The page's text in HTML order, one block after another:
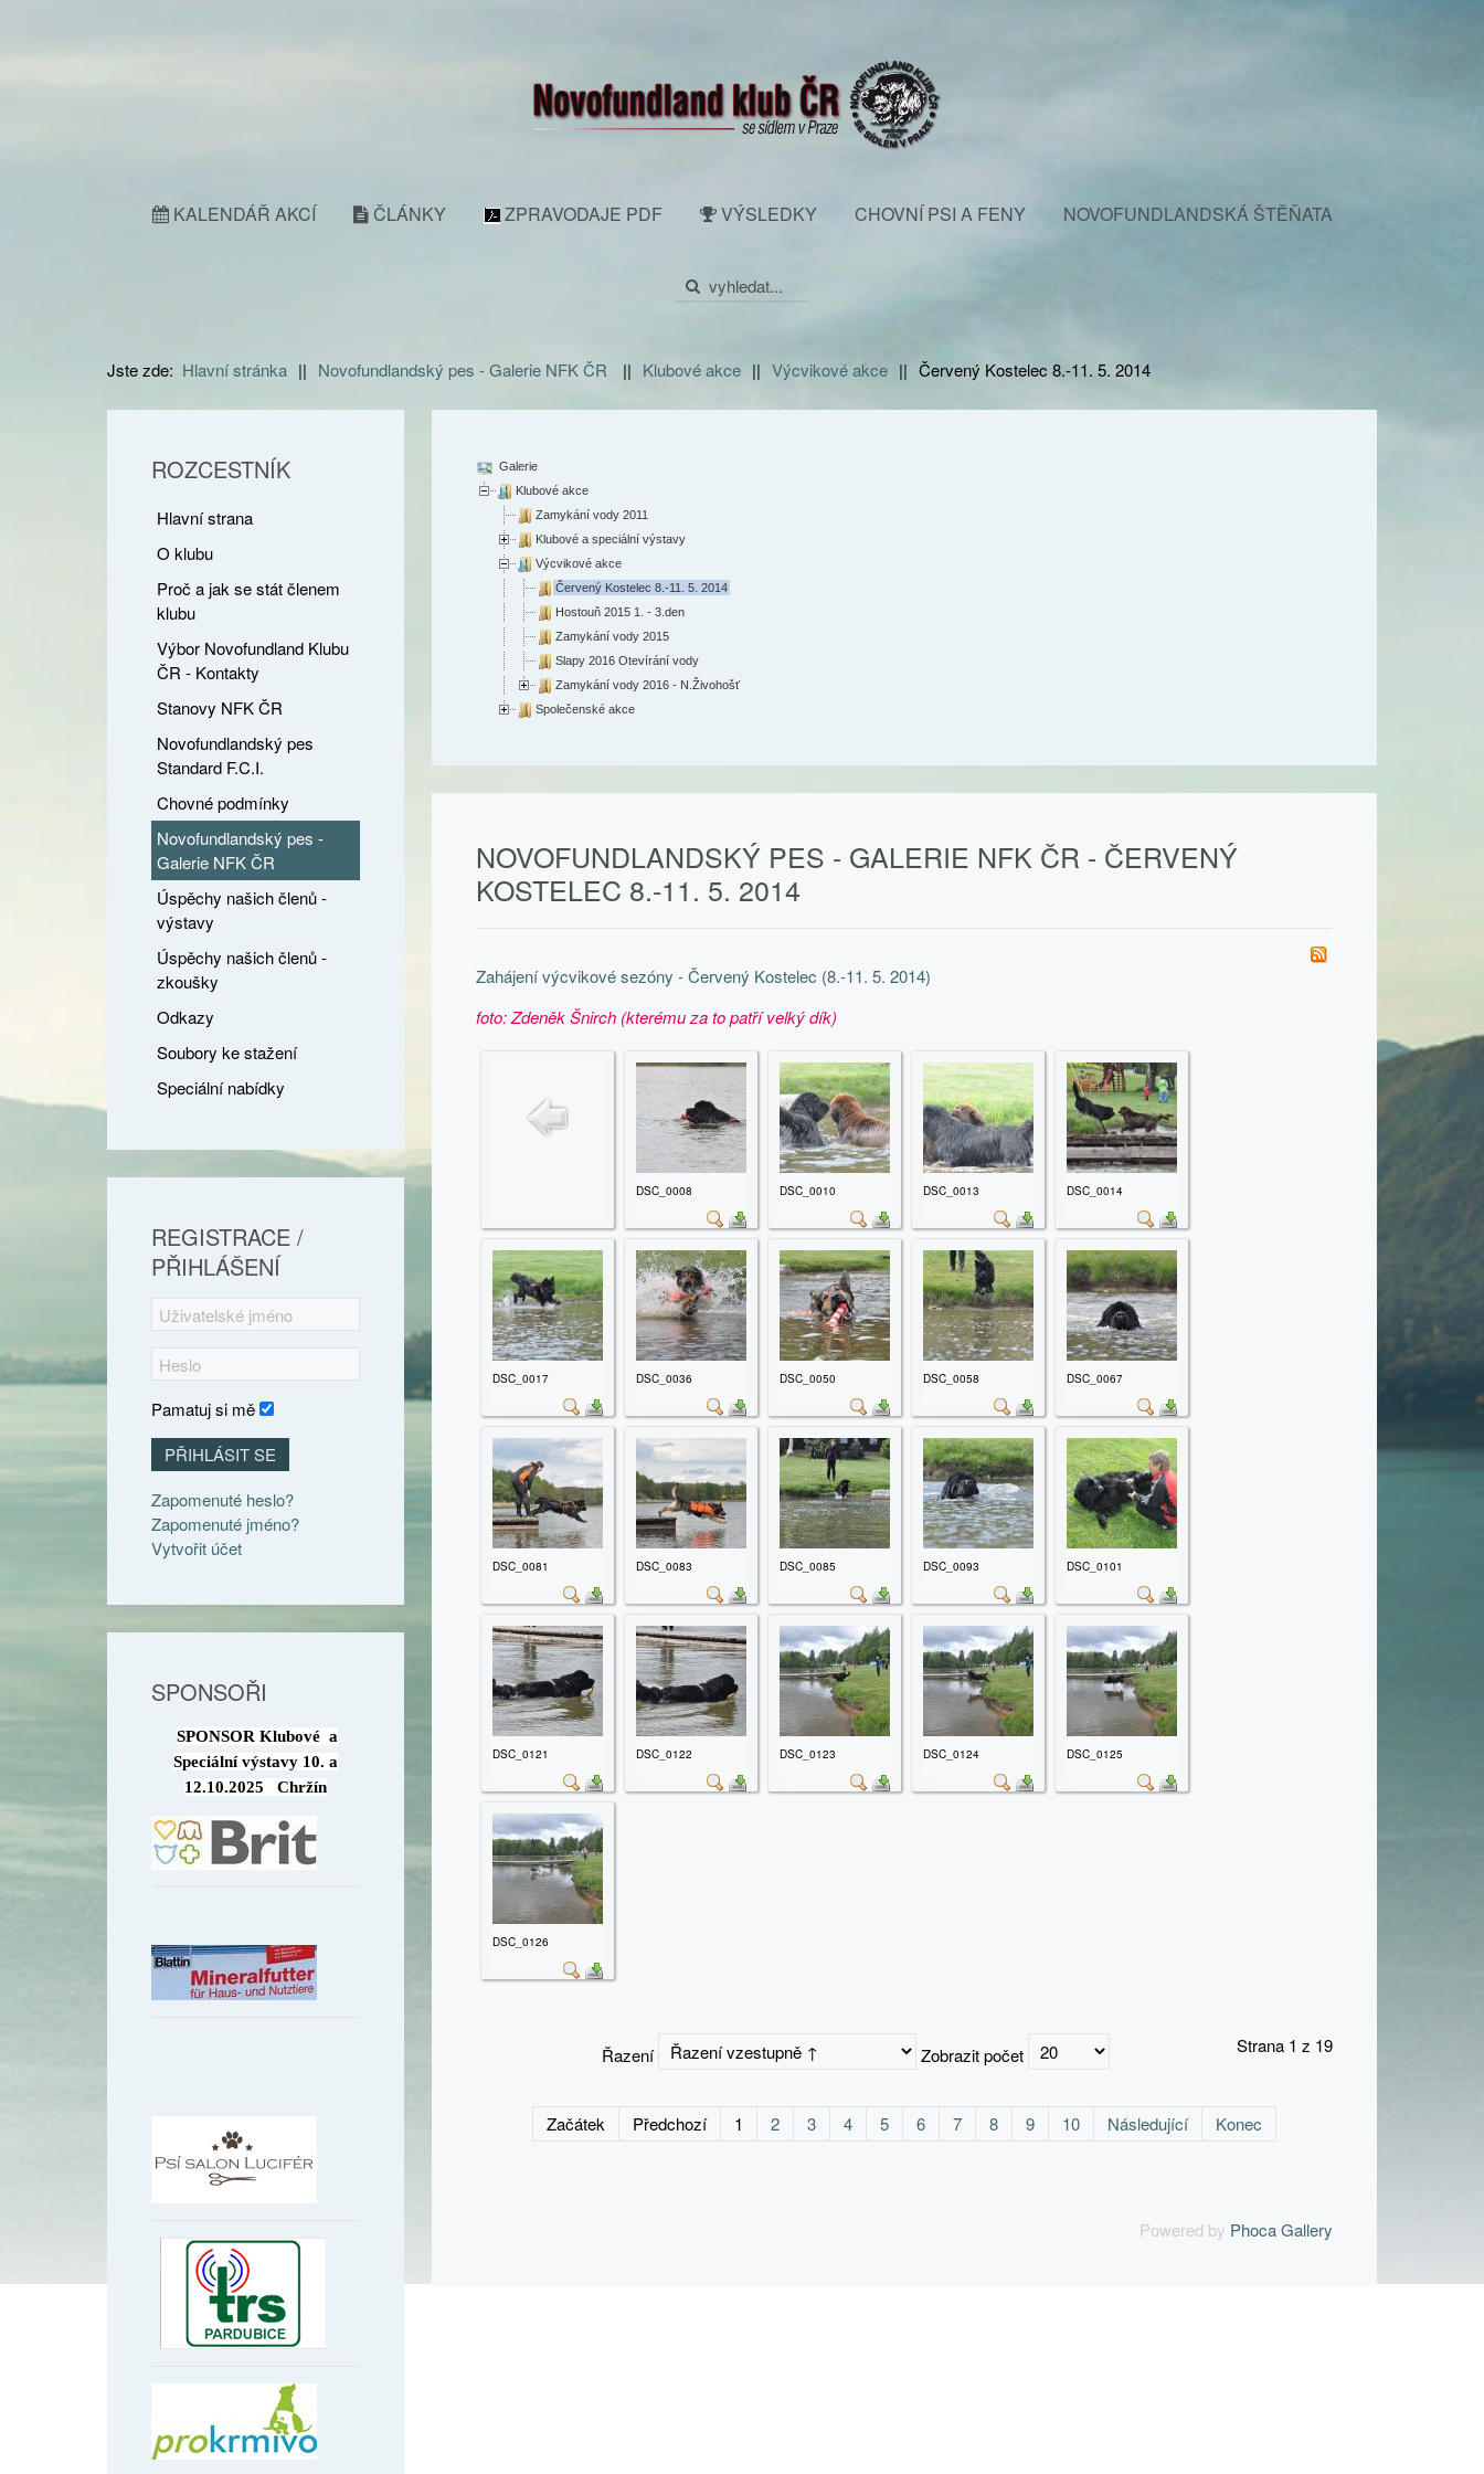
KALENDÁŘ AKCÍ ČLÁNKY ZPRAVODAJE PDF VÝSLEDKY CHOVNÍ PSI A FENY NOVOFUNDLANDSKÁ ŠTĚŇATA
Jste zde: Hlavní stránka || Novofundlandský pes - Galerie NFK ČR || Klubové akce || Výcvikové akce || Červený Kostelec 8.-11. 5. 2014
Galerie
Klubové akce
Zamykání vody 2011
Klubové a speciální výstavy
Výcvikové akce
Červený Kostelec 8.-11. 5. 2014
Hostouň 2015 1. - 3.den
Zamykání vody 2015
Slapy 2016 Otevírání vody
Zamykání vody 2016 - N.Živohošť
Společenské akce
NOVOFUNDLANDSKÝ PES - GALERIE NFK ČR - ČERVENÝ
KOSTELEC 8.-11. 5. 2014
Zahájení výcvikové sezóny - Červený Kostelec (8.-11. 5. 2014)
foto: Zdeněk Šnirch (kterému za to patří velký dík)
DSC_0008 DSC_0010 DSC_0013 DSC_0014
DSC_0017 DSC_0036 DSC_0050 DSC_0058 DSC_0067
DSC_0081 DSC_0083 DSC_0085 DSC_0093 DSC_0101
DSC_0121 DSC_0122 DSC_0123 DSC_0124 DSC_0125
DSC_0126
Řazení Zobrazit počet Strana 1 z 19
Začátek Předchozí 1 2 3 4 5 6 7 8 9 10 Následující Konec
Powered by Phoca Gallery
ROZCESTNÍK
Hlavní strana
O klubu
Proč a jak se stát členem
klubu
Výbor Novofundland Klubu
ČR - Kontakty
Stanovy NFK ČR
Novofundlandský pes
Standard F.C.I.
Chovné podmínky
Novofundlandský pes -
Galerie NFK ČR
Úspěchy našich členů -
výstavy
Úspěchy našich členů -
zkoušky
Odkazy
Soubory ke stažení
Speciální nabídky
REGISTRACE /
PŘIHLÁŠENÍ
Pamatuj si mě
PŘIHLÁSIT SE
Zapomenuté heslo?
Zapomenuté jméno?
Vytvořit účet
SPONSOŘI
SPONSOR Klubové a
Speciální výstavy 10. a
12.10.2025 Chržín